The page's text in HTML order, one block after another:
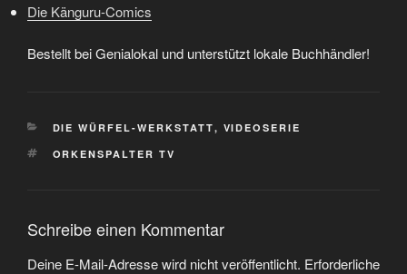
Die Känguru-Comics
Bestellt bei Genialokal und unterstützt lokale Buchhändler!
KATEGORIEN
DIE WÜRFEL-WERKSTATT, VIDEOSERIE
SCHLAGWÖRTER
ORKENSPALTER TV
Schreibe einen Kommentar
Deine E-Mail-Adresse wird nicht veröffentlicht. Erforderliche